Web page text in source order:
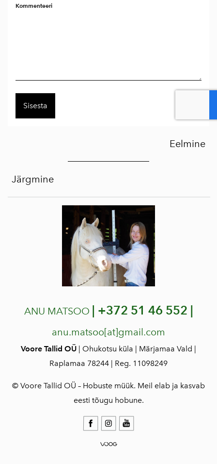
Kommenteeri
Eelmine
Järgmine
ANU MATSOO | +372 51 46 552 |
anu.matsoo[at]gmail.com
Voore Tallid OÜ | Ohukotsu küla | Märjamaa Vald |
Raplamaa 78244 | Reg. 11098249
© Voore Tallid OÜ – Hobuste müük. Meil elab ja kasvab
eesti tõugu hobune.